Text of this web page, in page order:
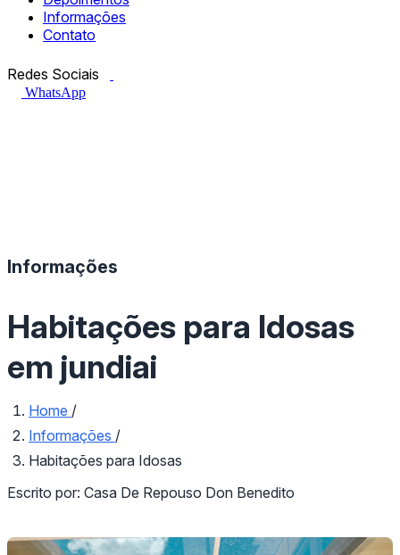
Informações
Contato
Redes Sociais
WhatsApp
Informações
Habitações para Idosas
em jundiai
Home /
Informações /
Habitações para Idosas
Escrito por: Casa De Repouso Don Benedito